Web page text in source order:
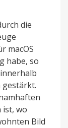
die
macOS
habe, so
gestärkt.
ist, wo
Bild